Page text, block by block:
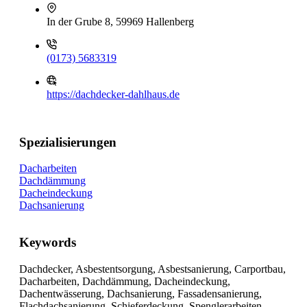
In der Grube 8, 59969 Hallenberg
(0173) 5683319
https://dachdecker-dahlhaus.de
Spezialisierungen
Dacharbeiten
Dachdämmung
Dacheindeckung
Dachsanierung
Keywords
Dachdecker, Asbestentsorgung, Asbestsanierung, Carportbau,
Dacharbeiten, Dachdämmung, Dacheindeckung,
Dachentwässerung, Dachsanierung, Fassadensanierung,